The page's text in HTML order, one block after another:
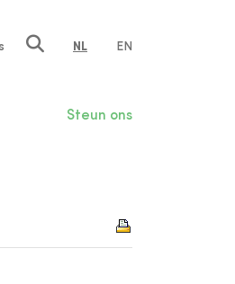
NL EN
Steun ons